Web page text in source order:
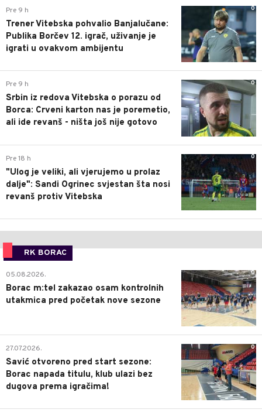
0
Pre 9 h
Trener Vitebska pohvalio Banjalučane:
Publika Borčev 12. igrač, uživanje je
igrati u ovakvom ambijentu
0
Pre 9 h
Srbin iz redova Vitebska o porazu od
Borca: Crveni karton nas je poremetio,
ali ide revanš - ništa još nije gotovo
0
Pre 18 h
"Ulog je veliki, ali vjerujemo u prolaz
dalje": Sandi Ogrinec svjestan šta nosi
revanš protiv Vitebska
RK BORAC
0
05.08.2026.
Borac m:tel zakazao osam kontrolnih
utakmica pred početak nove sezone
0
27.07.2026.
Savić otvoreno pred start sezone:
Borac napada titulu, klub ulazi bez
dugova prema igračima!